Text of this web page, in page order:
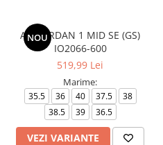
NOU
AIR JORDAN 1 MID SE (GS)
IO2066-600
519,99 Lei
Marime:
35.5 36 40 37.5
38
38.5
39 36.5
VEZI VARIANTE